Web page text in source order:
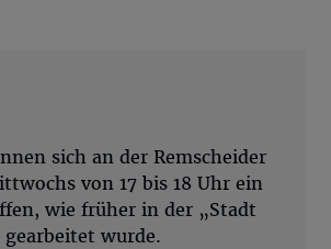
sich an der Remscheider
von 17 bis 18 Uhr ein
wie früher in der „Stadt
gearbeitet wurde.